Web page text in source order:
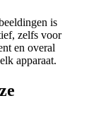
is
zelfs voor
en overal
apparaat.